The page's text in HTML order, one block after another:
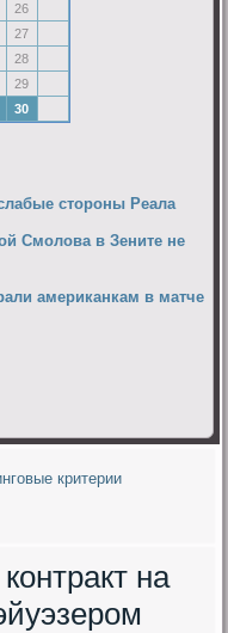
26
27
28
29
30
стороны Реала
Смолова в Зените не
американкам в матче
критерии
на